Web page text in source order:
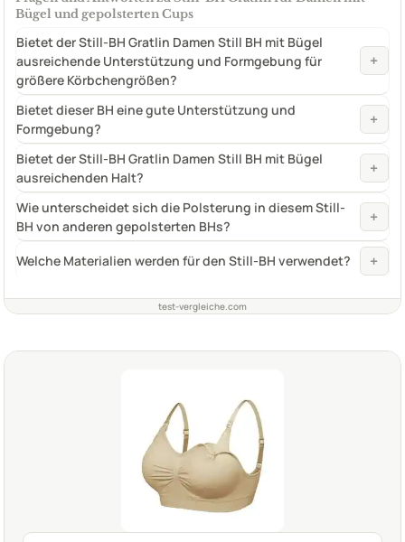
Bügel und gepolsterten Cups
Bietet der Still-BH Gratlin Damen Still BH mit Bügel
ausreichende Unterstützung und Formgebung für
größere Körbchengrößen?
+
Bietet dieser BH eine gute Unterstützung und
Formgebung?
+
Bietet der Still-BH Gratlin Damen Still BH mit Bügel
ausreichenden Halt?
+
Wie unterscheidet sich die Polsterung in diesem Still-
BH von anderen gepolsterten BHs?
+
Welche Materialien werden für den Still-BH verwendet? +
test-vergleiche.com